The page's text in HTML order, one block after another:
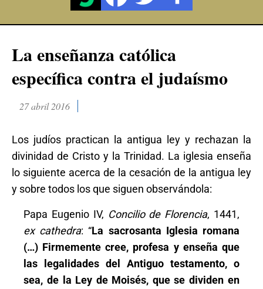
La enseñanza católica
específica contra el judaísmo
27 abril 2016
Los judíos practican la antigua ley y rechazan la
divinidad de Cristo y la Trinidad. La iglesia enseña
lo siguiente acerca de la cesación de la antigua ley
y sobre todos los que siguen observándola:
Papa Eugenio IV, Concilio de Florencia, 1441,
ex cathedra: “La sacrosanta Iglesia romana
(…) Firmemente cree, profesa y enseña que
las legalidades del Antiguo testamento, o
sea, de la Ley de Moisés, que se dividen en